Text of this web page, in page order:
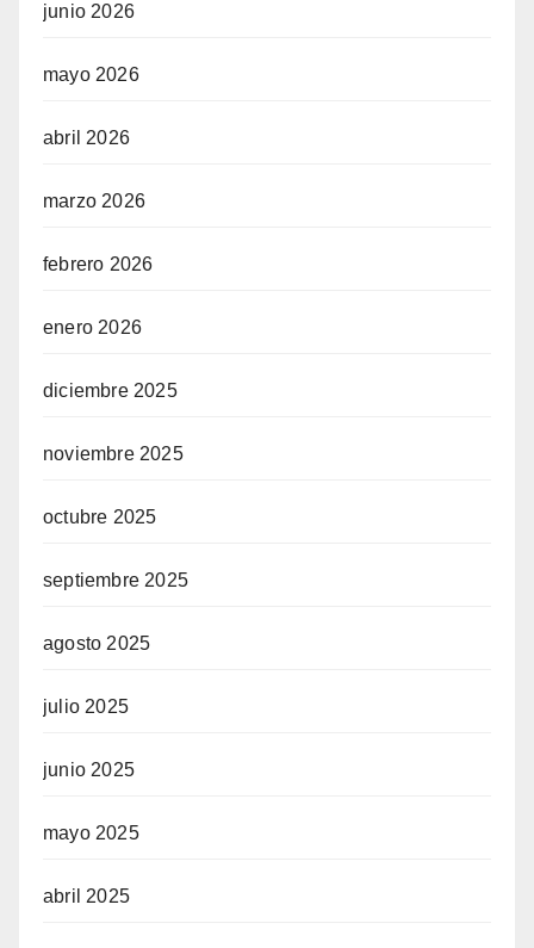
junio 2026
mayo 2026
abril 2026
marzo 2026
febrero 2026
enero 2026
diciembre 2025
noviembre 2025
octubre 2025
septiembre 2025
agosto 2025
julio 2025
junio 2025
mayo 2025
abril 2025